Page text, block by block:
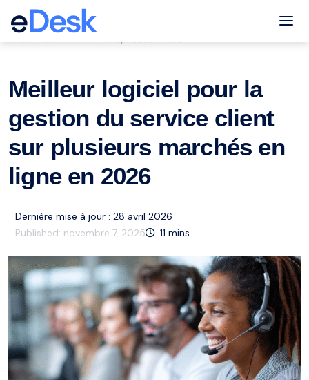
eCommerce Support Central
Meilleur logiciel pour la
gestion du service client
sur plusieurs marchés en
ligne en 2026
Dernière mise à jour : 28 avril 2026
Published: novembre 7, 2025 11 mins